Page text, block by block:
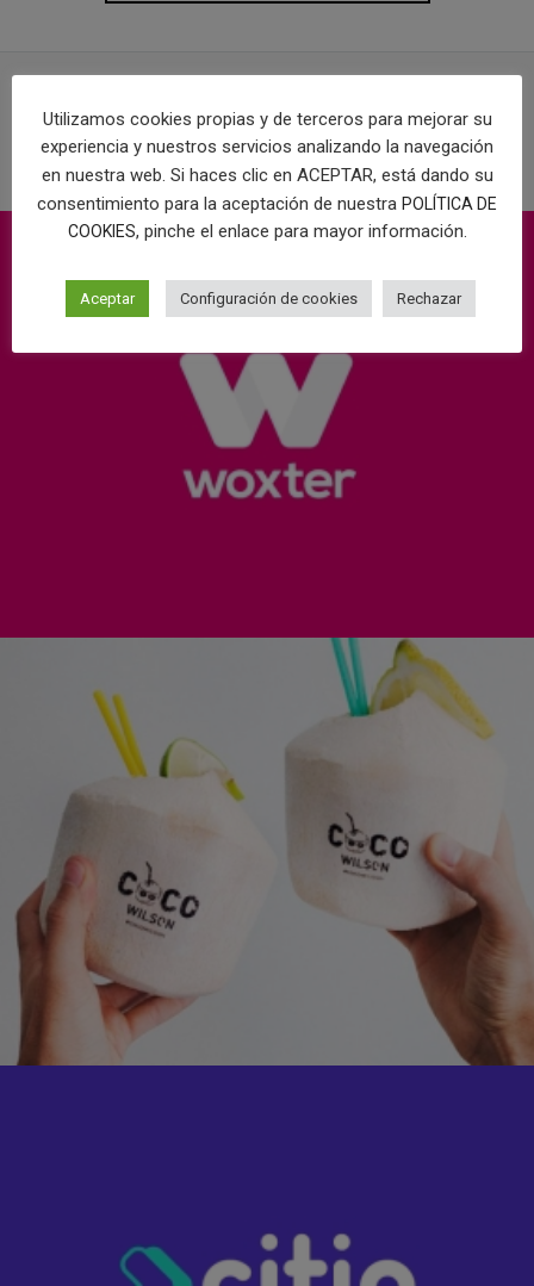
PROYECTOS RELACIONADOS
Utilizamos cookies propias y de terceros para mejorar su
experiencia y nuestros servicios analizando la navegación
en nuestra web. Si haces clic en ACEPTAR, está dando su
consentimiento para la aceptación de nuestra POLÍTICA DE
COOKIES, pinche el enlace para mayor información.
Aceptar Configuración de cookies Rechazar